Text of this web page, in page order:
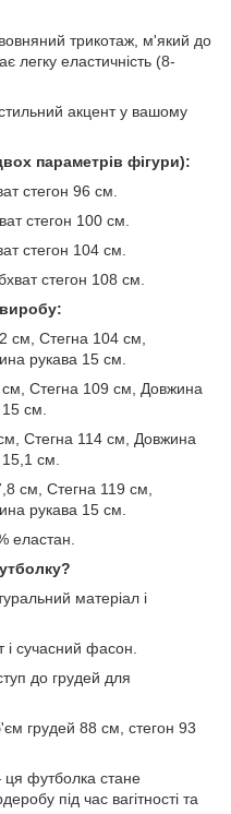
трикотаж, м'який до
легку еластичність (8-
акцент у вашому
параметрів фігури):
стегон 96 см.
стегон 100 см.
стегон 104 см.
стегон 108 см.
см, Стегна 104 см,
рукава 15 см.
Стегна 109 см, Довжина
см.
Стегна 114 см, Довжина
см.
см, Стегна 119 см,
рукава 15 см.
еластан.
матеріал і
і сучасний фасон.
до грудей для
грудей 88 см, стегон 93
ця футболка стане
під час вагітності та